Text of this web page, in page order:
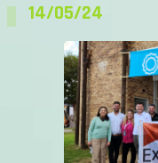
14/05/24